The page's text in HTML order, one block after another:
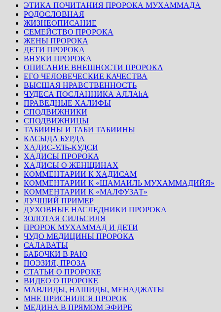
ЭТИКА ПОЧИТАНИЯ ПРОРОКА МУХАММАДА
РОДОСЛОВНАЯ
ЖИЗНЕОПИСАНИЕ
СЕМЕЙСТВО ПРОРОКА
ЖЕНЫ ПРОРОКА
ДЕТИ ПРОРОКА
ВНУКИ ПРОРОКА
ОПИСАНИЕ ВНЕШНОСТИ ПРОРОКА
ЕГО ЧЕЛОВЕЧЕСКИЕ КАЧЕСТВА
ВЫСШАЯ НРАВСТВЕННОСТЬ
ЧУДЕСА ПОСЛАННИКА АЛЛАhА
ПРАВЕДНЫЕ ХАЛИФЫ
СПОДВИЖНИКИ
СПОДВИЖНИЦЫ
ТАБИИНЫ И ТАБИ ТАБИИНЫ
КАСЫДА БУРДА
ХАДИС-УЛЬ-КУДСИ
ХАДИСЫ ПРОРОКА
ХАДИСЫ О ЖЕНЩИНАХ
КОММЕНТАРИИ К ХАДИСАМ
КОММЕНТАРИИ К «ШАМАИЛЬ МУХАММАДИЙЯ»
КОММЕНТАРИИ К «МАЛФУЗАТ»
ЛУЧШИЙ ПРИМЕР
ДУХОВНЫЕ НАСЛЕДНИКИ ПРОРОКА
ЗОЛОТАЯ СИЛЬСИЛЯ
ПРОРОК МУХАММАД И ДЕТИ
ЧУДО МЕДИЦИНЫ ПРОРОКА
САЛАВАТЫ
БАБОЧКИ В РАЮ
ПОЭЗИЯ, ПРОЗА
СТАТЬИ О ПРОРОКЕ
ВИДЕО О ПРОРОКЕ
МАВЛИДЫ, НАШИДЫ, МЕНАДЖАТЫ
МНЕ ПРИСНИЛСЯ ПРОРОК
МЕДИНА В ПРЯМОМ ЭФИРЕ